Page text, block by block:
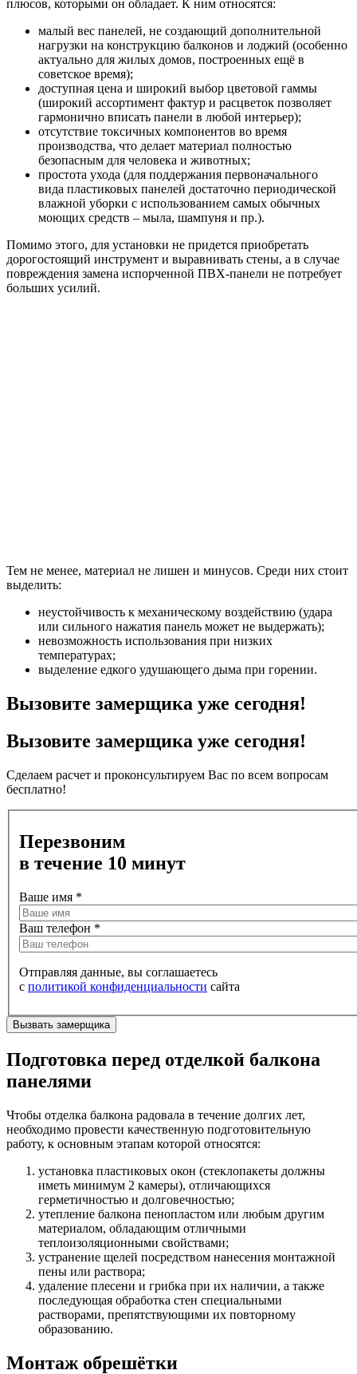
плюсов, которыми он обладает. К ним относятся:
малый вес панелей, не создающий дополнительной
нагрузки на конструкцию балконов и лоджий (особенно
актуально для жилых домов, построенных ещё в
советское время);
доступная цена и широкий выбор цветовой гаммы
(широкий ассортимент фактур и расцветок позволяет
гармонично вписать панели в любой интерьер);
отсутствие токсичных компонентов во время
производства, что делает материал полностью
безопасным для человека и животных;
простота ухода (для поддержания первоначального
вида пластиковых панелей достаточно периодической
влажной уборки с использованием самых обычных
моющих средств – мыла, шампуня и пр.).
Помимо этого, для установки не придется приобретать
дорогостоящий инструмент и выравнивать стены, а в случае
повреждения замена испорченной ПВХ-панели не потребует
больших усилий.
Тем не менее, материал не лишен и минусов. Среди них стоит
выделить:
неустойчивость к механическому воздействию (удара
или сильного нажатия панель может не выдержать);
невозможность использования при низких
температурах;
выделение едкого удушающего дыма при горении.
Вызовите замерщика уже сегодня!
Вызовите замерщика уже сегодня!
Сделаем расчет и проконсультируем Вас по всем вопросам
бесплатно!
Перезвоним
в течение 10 минут
Ваше имя *
Ваш телефон *
Отправляя данные, вы соглашаетесь
с политикой конфиденциальности сайта
Подготовка перед отделкой балкона
панелями
Чтобы отделка балкона радовала в течение долгих лет,
необходимо провести качественную подготовительную
работу, к основным этапам которой относятся:
установка пластиковых окон (стеклопакеты должны
иметь минимум 2 камеры), отличающихся
герметичностью и долговечностью;
утепление балкона пенопластом или любым другим
материалом, обладающим отличными
теплоизоляционными свойствами;
устранение щелей посредством нанесения монтажной
пены или раствора;
удаление плесени и грибка при их наличии, а также
последующая обработка стен специальными
растворами, препятствующими их повторному
образованию.
Монтаж обрешётки